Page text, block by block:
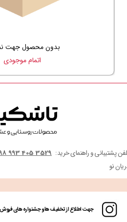
بدون محصول جهت
اتمام موجودی
جهت اطلاع از تخفیف ها و جشنواره های فروش ما
پشتیبانی و راهنمای خرید: 3529 405 993 98+
نو